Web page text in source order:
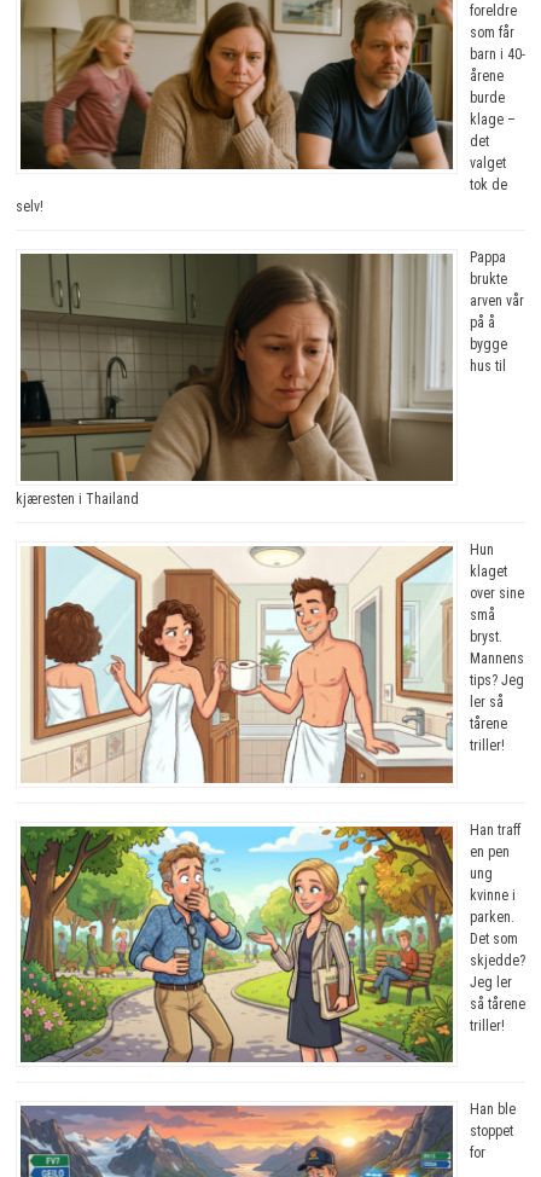
foreldre
som får
barn i 40-
årene
burde
klage –
det
valget
tok de
selv!
Pappa
brukte
arven vår
på å
bygge
hus til
kjæresten i Thailand
Hun
klaget
over sine
små
bryst.
Mannens
tips? Jeg
ler så
tårene
triller!
Han traff
en pen
ung
kvinne i
parken.
Det som
skjedde?
Jeg ler
så tårene
triller!
Han ble
stoppet
for